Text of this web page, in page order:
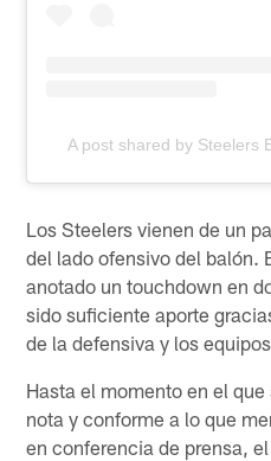
A post shared by Steelers
Los Steelers vienen de un
del lado ofensivo del balón.
anotado un touchdown en
sido suficiente aporte
de la defensiva y los
Hasta el momento en el
nota y conforme a lo que
en conferencia de prensa,